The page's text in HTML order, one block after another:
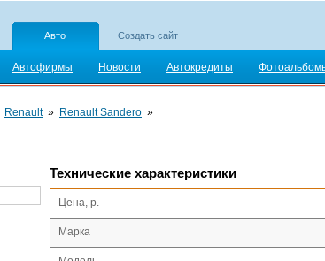
Авто Создать сайт
Автофирмы Новости Автокредиты
Renault» Renault Sandero »
Технические характеристики
Цена, р.
Марка